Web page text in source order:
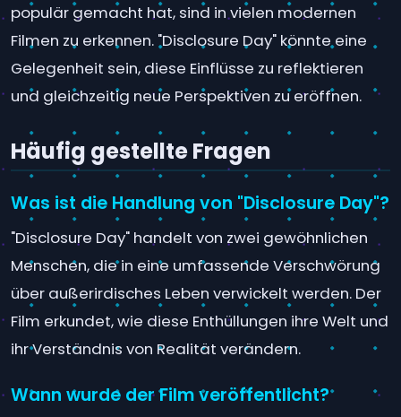
populär gemacht hat, sind in vielen modernen
Filmen zu erkennen. "Disclosure Day" könnte eine
Gelegenheit sein, diese Einflüsse zu reflektieren
und gleichzeitig neue Perspektiven zu eröffnen.
Häufig gestellte Fragen
Was ist die Handlung von "Disclosure Day"?
"Disclosure Day" handelt von zwei gewöhnlichen
Menschen, die in eine umfassende Verschwörung
über außerirdisches Leben verwickelt werden. Der
Film erkundet, wie diese Enthüllungen ihre Welt und
ihr Verständnis von Realität verändern.
Wann wurde der Film veröffentlicht?